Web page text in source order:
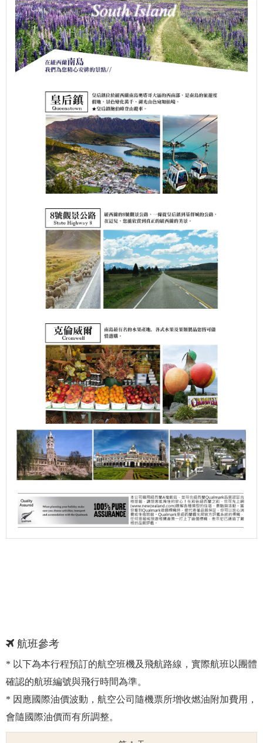
航班參考
* 以下為本行程預訂的航空班機及飛航路線，實際航班以團體
確認的航班編號與飛行時間為準。
* 因應國際油價波動，航空公司隨機票所增收燃油附加費用，
會隨國際油價而有所調整。